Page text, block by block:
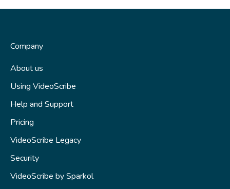
Company
About us
Using VideoScribe
Help and Support
Pricing
VideoScribe Legacy
Security
VideoScribe by Sparkol